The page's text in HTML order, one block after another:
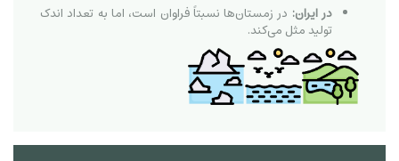
در ایران: در زمستان‌ها نسبتاً فراوان است، اما به تعداد اندک
تولید مثل می‌کند.